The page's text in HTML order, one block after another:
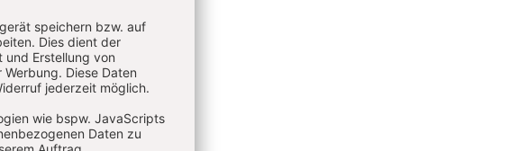
und -mitarbeiter,
im beruflichen
beispielsweise
näherhin